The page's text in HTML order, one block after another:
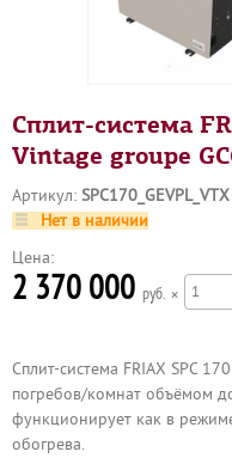
Сплит-система
Vintage groupe
Артикул: SPC170_GEVPL_VTX
Нет в наличии
Цена:
2 370 000 р
×
Сплит-система FRIAX SPC
погребов/комнат объёмом
функционирует как в
обогрева.